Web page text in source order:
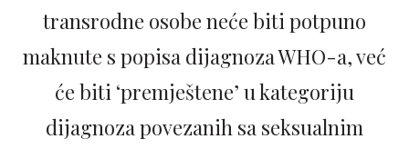
transrodne osobe neće biti potpuno
maknute s popisa dijagnoza WHO-a, već
će biti ‘premještene’ u kategoriju
dijagnoza povezanih sa seksualnim